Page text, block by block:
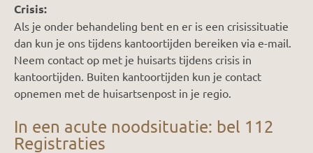
Crisis:
Als je onder behandeling bent en er is een crisissituatie
dan kun je ons tijdens kantoortijden bereiken via e-mail.
Neem contact op met je huisarts tijdens crisis in
kantoortijden. Buiten kantoortijden kun je contact
opnemen met de huisartsenpost in je regio.
In een acute noodsituatie: bel 112
Registraties